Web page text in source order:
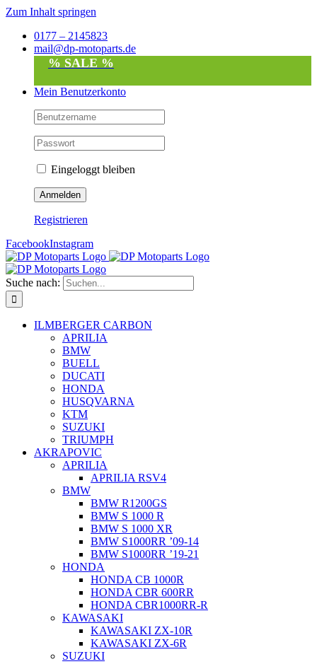
Zum Inhalt springen
0177 – 2145823
mail@dp-motoparts.de
% SALE %
Mein Benutzerkonto
Eingeloggt bleiben
Registrieren
FacebookInstagram
Suche nach:
ILMBERGER CARBON
APRILIA
BMW
BUELL
DUCATI
HONDA
HUSQVARNA
KTM
SUZUKI
TRIUMPH
AKRAPOVIC
APRILIA
APRILIA RSV4
BMW
BMW R1200GS
BMW S 1000 R
BMW S 1000 XR
BMW S1000RR ’09-14
BMW S1000RR ’19-21
HONDA
HONDA CB 1000R
HONDA CBR 600RR
HONDA CBR1000RR-R
KAWASAKI
KAWASAKI ZX-10R
KAWASAKI ZX-6R
SUZUKI